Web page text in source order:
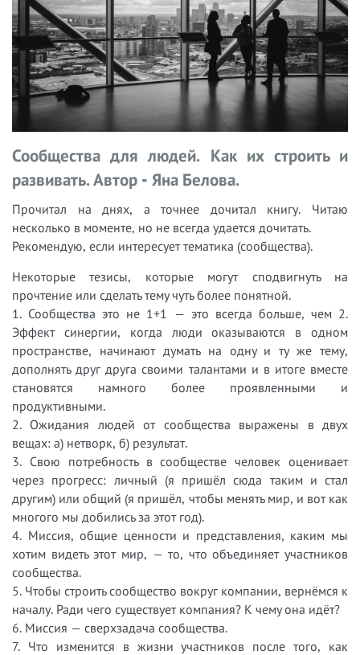
Сообщества для людей. Как их строить и
развивать. Автор - Яна Белова.
Прочитал на днях, а точнее дочитал книгу. Читаю
несколько в моменте, но не всегда удается дочитать.
Рекомендую, если интересует тематика (сообщества).
Некоторые тезисы, которые могут сподвигнуть на
прочтение или сделать тему чуть более понятной.
1. Сообщества это не 1+1 — это всегда больше, чем 2.
Эффект синергии, когда люди оказываются в одном
пространстве, начинают думать на одну и ту же тему,
дополнять друг друга своими талантами и в итоге вместе
становятся намного более проявленными и
продуктивными.
2. Ожидания людей от сообщества выражены в двух
вещах: а) нетворк, б) результат.
3. Свою потребность в сообществе человек оценивает
через прогресс: личный (я пришёл сюда таким и стал
другим) или общий (я пришёл, чтобы менять мир, и вот как
многого мы добились за этот год).
4. Миссия, общие ценности и представления, каким мы
хотим видеть этот мир, — то, что объединяет участников
сообщества.
5. Чтобы строить сообщество вокруг компании, вернёмся к
началу. Ради чего существует компания? К чему она идёт?
6. Миссия — сверхзадача сообщества.
7. Что изменится в жизни участников после того, как